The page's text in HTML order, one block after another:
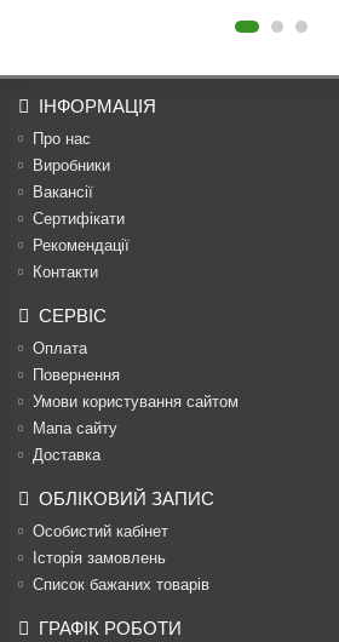
ІНФОРМАЦІЯ
Про нас
Виробники
Вакансії
Сертифікати
Рекомендації
Контакти
СЕРВІС
Оплата
Повернення
Умови користування сайтом
Мапа сайту
Доставка
ОБЛІКОВИЙ ЗАПИС
Особистий кабінет
Історія замовлень
Список бажаних товарів
ГРАФІК РОБОТИ